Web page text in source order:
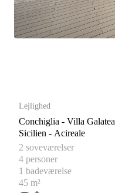
e
v
i
Lejlighed
Conchiglia - Villa Galatea
Sicilien - Acireale
2 soveværelser
4 personer
1 badeværelse
45 m²